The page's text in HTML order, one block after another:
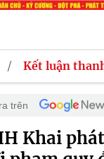
/ Kết luận
trên
Khai